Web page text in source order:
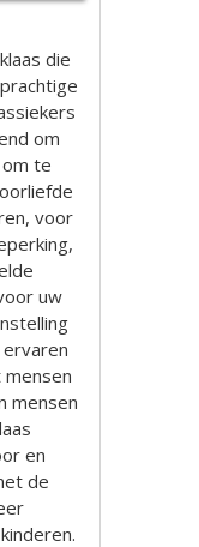
die
om
te
voor
uw
mensen
en
de